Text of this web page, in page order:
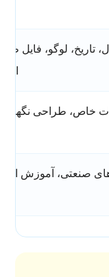
تاریخ، لوگو، فایل
خاص، طراحی
صنعتی، آموزش